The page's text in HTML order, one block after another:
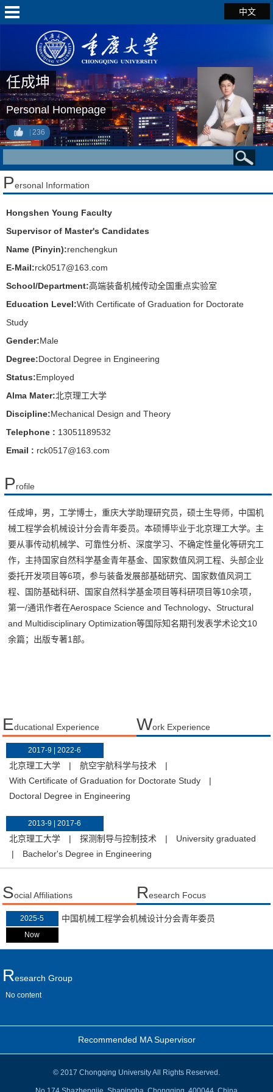
中文
任成坤
Personal Homepage
236
Personal Information
Hongshen Young Faculty
Supervisor of Master's Candidates
Name (Pinyin):renchengkun
E-Mail:rck0517@163.com
School/Department:高端装备机械传动全国重点实验室
Education Level:With Certificate of Graduation for Doctorate
Study
Gender:Male
Degree:Doctoral Degree in Engineering
Status:Employed
Alma Mater:北京理工大学
Discipline:Mechanical Design and Theory
Telephone : 13051189532
Email : rck0517@163.com
Profile
任成坤，男，工学博士，重庆大学助理研究员，硕士生导师，中国机
械工程学会机械设计分会青年委员。本硕博毕业于北京理工大学。主
要从事传动机械学、可靠性分析、深度学习、不确定性量化等研究工
作，主持国家自然科学基金青年基金、国家数值风洞工程、头部企业
委托开发项目等6项，参与装备发展部基础研究、国家数值风洞工
程、国防基础科研、国家自然科学基金项目等科研项目等10余项，
第一/通讯作者在Aerospace Science and Technology、Structural
and Multidisciplinary Optimization等国际知名期刊发表学术论文10
余篇；出版专著1部。
Educational Experience Work Experience
2017-9 | 2022-6
北京理工大学 | 航空宇航科学与技术
|
With Certificate of Graduation for Doctorate Study
|
Doctoral Degree in Engineering
2013-9 | 2017-6
北京理工大学 | 探测制导与控制技术 |
University graduated
|
Bachelor's Degree in Engineering
Social Affiliations Research Focus
2025-5
Now
中国机械工程学会机械设计分会青年委员
REsearch Group
No content
Recommended MA Supervisor
© 2017 Chongqing University All Rights Reserved.